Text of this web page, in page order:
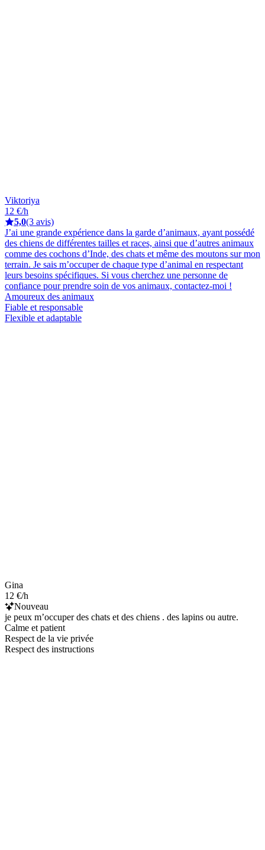
Viktoriya
12 €/h
5,0(3 avis)
J’ai une grande expérience dans la garde d’animaux, ayant possédé
des chiens de différentes tailles et races, ainsi que d’autres animaux
comme des cochons d’Inde, des chats et même des moutons sur mon
terrain. Je sais m’occuper de chaque type d’animal en respectant
leurs besoins spécifiques. Si vous cherchez une personne de
confiance pour prendre soin de vos animaux, contactez-moi !
Amoureux des animaux
Fiable et responsable
Flexible et adaptable
Gina
12 €/h
Nouveau
je peux m’occuper des chats et des chiens . des lapins ou autre.
Calme et patient
Respect de la vie privée
Respect des instructions